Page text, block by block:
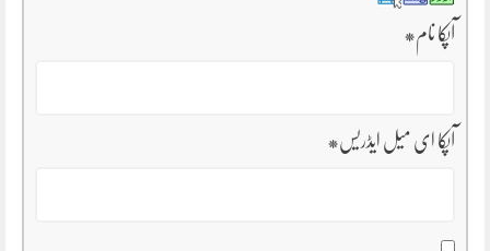
آپکا نام*
آپکا ای میل ایڈریس*